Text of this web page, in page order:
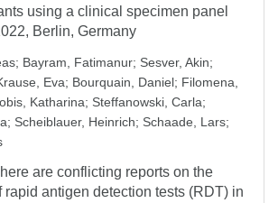
using a clinical specimen panel
Berlin, Germany
; Bayram, Fatimanur; Sesver, Akin;
Eva; Bourquain, Daniel; Filomena,
Katharina; Steffanowski, Carla;
; Scheiblauer, Heinrich; Schaade, Lars;
are conflicting reports on the
rapid antigen detection tests (RDT) in